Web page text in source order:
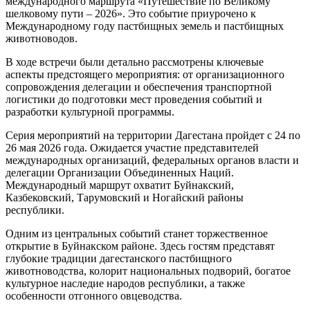
шелковому пути – 2026». Это событие приурочено к
Международному году пастбищных земель и пастбищных
животноводов.
В ходе встречи были детально рассмотрены ключевые
аспекты предстоящего мероприятия: от организационного
сопровождения делегации и обеспечения транспортной
логистики до подготовки мест проведения событий и
разработки культурной программы.
Серия мероприятий на территории Дагестана пройдет с 24 по
26 мая 2026 года. Ожидается участие представителей
международных организаций, федеральных органов власти и
делегации Организации Объединенных Наций.
Международный маршрут охватит Буйнакский,
Казбековский, Тарумовский и Ногайский районы
республики.
Одним из центральных событий станет торжественное
открытие в Буйнакском районе. Здесь гостям представят
глубокие традиции дагестанского пастбищного
животноводства, колорит национальных подворий, богатое
культурное наследие народов республики, а также
особенности отгонного овцеводства.